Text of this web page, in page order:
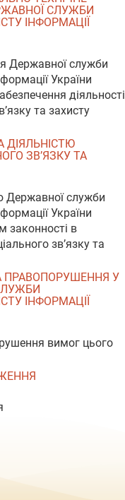
СЛУЖБИ
ІНФОРМАЦІЇ
Державної служби
України
діяльності
та захисту
ДІЯЛЬНІСТЮ
ЗВ’ЯЗКУ ТА
Державної служби
України
законності в
зв’язку та
ПРАВОПОРУШЕННЯ У
ІНФОРМАЦІЇ
вимог цього